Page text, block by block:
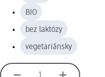
BIO
bez laktózy
vegetariánsky